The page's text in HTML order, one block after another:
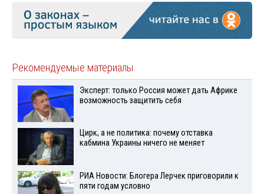
Рекомендуемые материалы
Эксперт: только Россия может дать Африке
возможность защитить себя
Цирк, а не политика: почему отставка
кабмина Украины ничего не меняет
РИА Новости: Блогера Лерчек приговорили к
пяти годам условно